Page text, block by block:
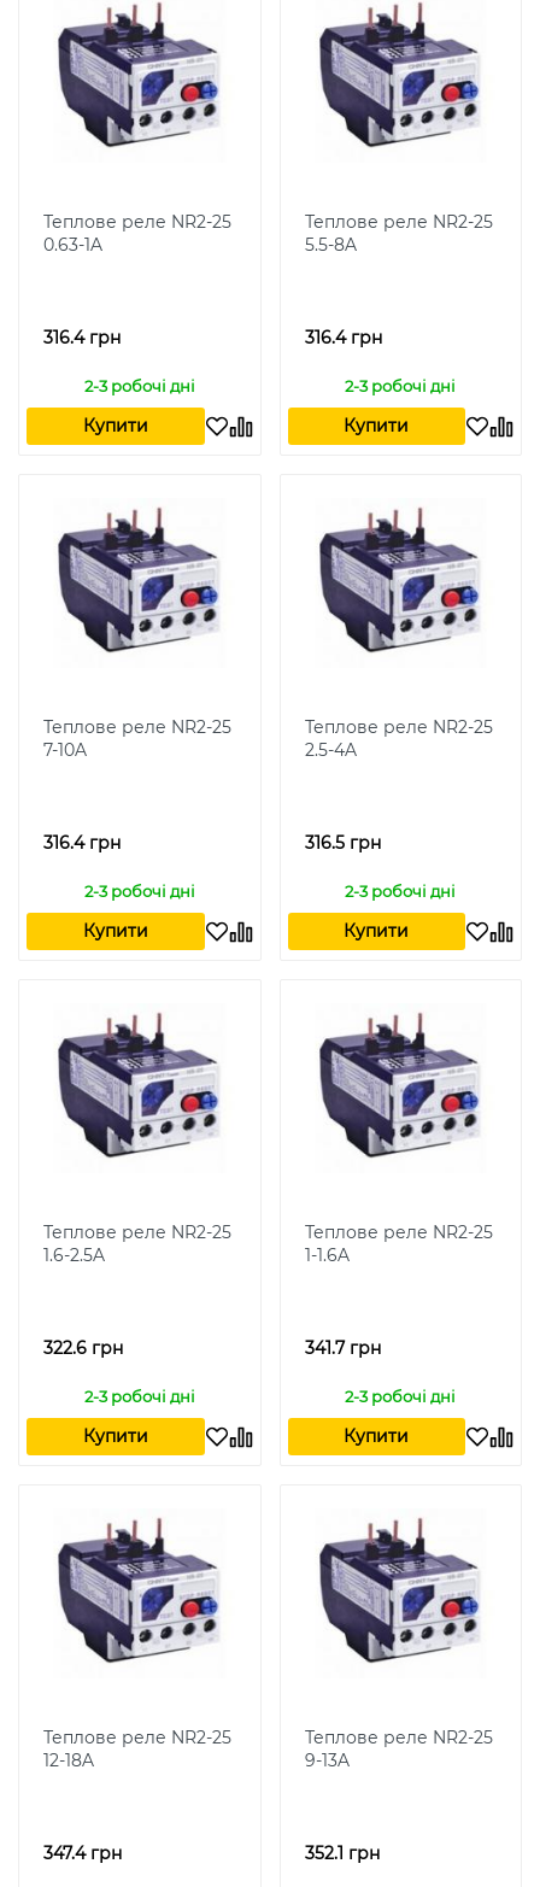
Теплове реле NR2-25
0.63-1A
316.4 грн
2-3 робочі дні
Купити
Теплове реле NR2-25
5.5-8A
316.4 грн
2-3 робочі дні
Купити
Теплове реле NR2-25
7-10A
316.4 грн
2-3 робочі дні
Купити
Теплове реле NR2-25
2.5-4A
316.5 грн
2-3 робочі дні
Купити
Теплове реле NR2-25
1.6-2.5A
322.6 грн
2-3 робочі дні
Купити
Теплове реле NR2-25
1-1.6A
341.7 грн
2-3 робочі дні
Купити
Теплове реле NR2-25
12-18A
347.4 грн
Теплове реле NR2-25
9-13A
352.1 грн